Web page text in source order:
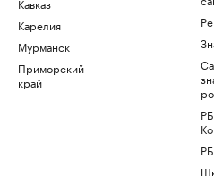
Карелия
Мурманск
Приморский
край